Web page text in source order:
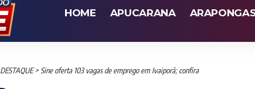
HOME APUCARANA
DESTAQUE> Sine oferta 103 vagas de emprego em Ivaiporã; confira